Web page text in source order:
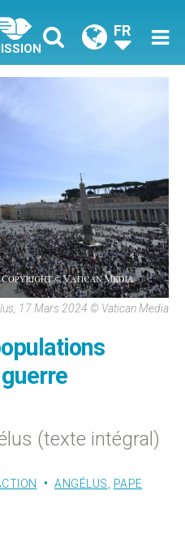
FR
17 Mars 2024 © Vatican Media
(texte intégral)
ANGÉLUS
PAPE